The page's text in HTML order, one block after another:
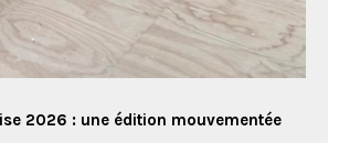
2026 : une édition mouvementée